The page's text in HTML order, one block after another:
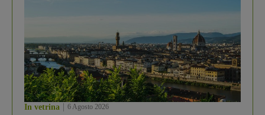
In vetrina 6 Agosto 2026